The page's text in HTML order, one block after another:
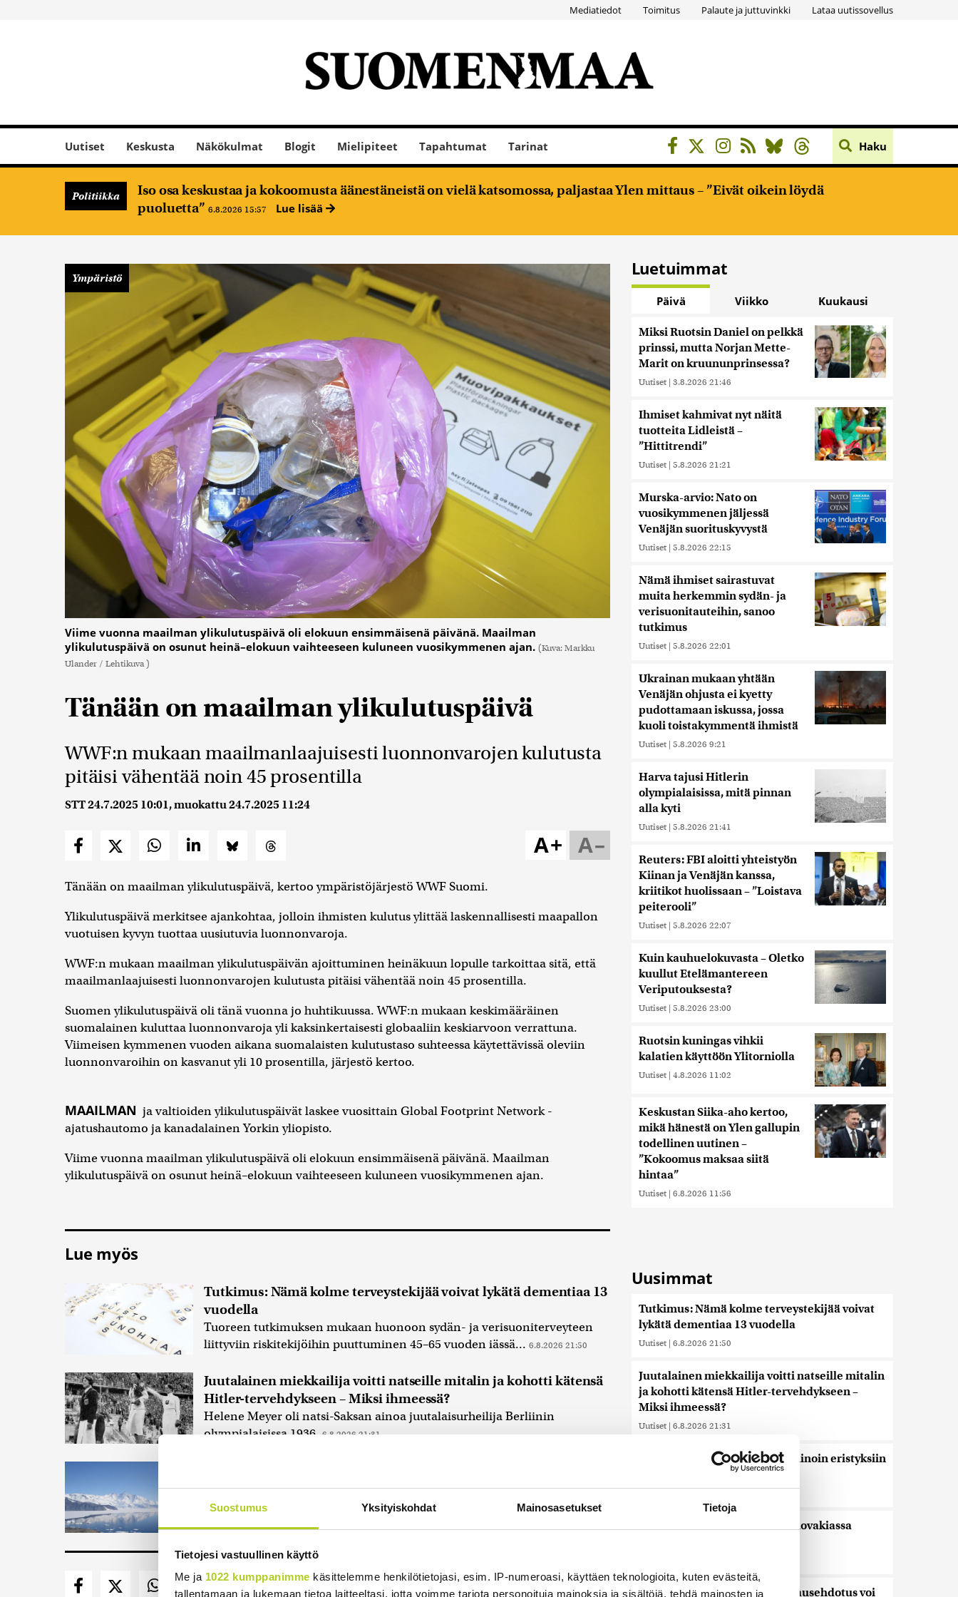
Suostumus Yksityiskohdat Mainosasetukset Tietoja
Tietojesi vastuullinen käyttö
Me ja 1022 kumppanimme käsittelemme henkilötietojasi, esim. IP-numeroasi, käyttäen teknologioita, kuten evästeitä,
tallentamaan ja lukemaan tietoa laitteeltasi, jotta voimme tarjota personoituja mainoksia ja sisältöjä, tehdä mainosten ja
Mediatiedot Toimitus Palaute ja juttuvinkki Lataa uutissovellus
Uutiset Keskusta Näkökulmat Blogit Mielipiteet Tapahtumat Tarinat Haku
Politiikka
Iso osa keskustaa ja kokoomusta äänestäneistä on vielä katsomossa, paljastaa Ylen mittaus – ”Eivät oikein löydä
puoluetta” 6.8.2026 15:57 Lue lisää
Ympäristö
Viime vuonna maailman ylikulutuspäivä oli elokuun ensimmäisenä päivänä. Maailman
ylikulutuspäivä on osunut heinä–elokuun vaihteeseen kuluneen vuosikymmenen ajan. (Kuva: Markku
Ulander / Lehtikuva )
Tänään on maailman ylikulutuspäivä
WWF:n mukaan maailmanlaajuisesti luonnonvarojen kulutusta
pitäisi vähentää noin 45 prosentilla
STT24.7.2025 10:01, muokattu24.7.2025 11:24
A–
A+
Tänään on maailman ylikulutuspäivä, kertoo ympäristöjärjestö WWF Suomi.
Ylikulutuspäivä merkitsee ajankohtaa, jolloin ihmisten kulutus ylittää laskennallisesti maapallon
vuotuisen kyvyn tuottaa uusiutuvia luonnonvaroja.
WWF:n mukaan maailman ylikulutuspäivän ajoittuminen heinäkuun lopulle tarkoittaa sitä, että
maailmanlaajuisesti luonnonvarojen kulutusta pitäisi vähentää noin 45 prosentilla.
Suomen ylikulutuspäivä oli tänä vuonna jo huhtikuussa. WWF:n mukaan keskimääräinen
suomalainen kuluttaa luonnonvaroja yli kaksinkertaisesti globaaliin keskiarvoon verrattuna.
Viimeisen kymmenen vuoden aikana suomalaisten kulutustaso suhteessa käytettävissä oleviin
luonnonvaroihin on kasvanut yli 10 prosentilla, järjestö kertoo.
MAAILMAN ja valtioiden ylikulutuspäivät laskee vuosittain Global Footprint Network -
ajatushautomo ja kanadalainen Yorkin yliopisto.
Viime vuonna maailman ylikulutuspäivä oli elokuun ensimmäisenä päivänä. Maailman
ylikulutuspäivä on osunut heinä–elokuun vaihteeseen kuluneen vuosikymmenen ajan.
Lue myös
Tutkimus: Nämä kolme terveystekijää voivat lykätä dementiaa 13
vuodella
Tuoreen tutkimuksen mukaan huonoon sydän- ja verisuoniterveyteen
liittyviin riskitekijöihin puuttuminen 45–65 vuoden iässä... 6.8.2026 21:50
Juutalainen miekkailija voitti natseille mitalin ja kohotti kätensä
Hitler-tervehdykseen – Miksi ihmeessä?
Helene Meyer oli natsi-Saksan ainoa juutalaisurheilija Berliinin
olympialaisissa 1936. 6.8.2026 21:31
Etelämantereen Veriputous on mielenkiintoinen geologinen ilmiö.
Jäätikön läpi purkautuu suolavesiliuosta, jossa on mukana...6.8.2026 21:15
Luetuimmat
Päivä Viikko Kuukausi
Miksi Ruotsin Daniel on pelkkä
prinssi, mutta Norjan Mette-
Marit on kruununprinsessa?
Uutiset | 3.8.2026 21:46
Ihmiset kahmivat nyt näitä
tuotteita Lidleistä –
”Hittitrendi”
Uutiset | 5.8.2026 21:21
Murska-arvio: Nato on
vuosikymmenen jäljessä
Venäjän suorituskyvystä
Uutiset | 5.8.2026 22:15
Nämä ihmiset sairastuvat
muita herkemmin sydän- ja
verisuonitauteihin, sanoo
tutkimus
Uutiset | 5.8.2026 22:01
Ukrainan mukaan yhtään
Venäjän ohjusta ei kyetty
pudottamaan iskussa, jossa
kuoli toistakymmentä ihmistä
Uutiset | 5.8.2026 9:21
Harva tajusi Hitlerin
olympialaisissa, mitä pinnan
alla kyti
Uutiset | 5.8.2026 21:41
Reuters: FBI aloitti yhteistyön
Kiinan ja Venäjän kanssa,
kriitikot huolissaan – ”Loistava
peiterooli”
Uutiset | 5.8.2026 22:07
Kuin kauhuelokuvasta – Oletko
kuullut Etelämantereen
Veriputouksesta?
Uutiset | 5.8.2026 23:00
Ruotsin kuningas vihkii
kalatien käyttöön Ylitorniolla
Uutiset | 4.8.2026 11:02
Keskustan Siika-aho kertoo,
mikä hänestä on Ylen gallupin
todellinen uutinen –
”Kokoomus maksaa siitä
hintaa”
Uutiset | 6.8.2026 11:56
Uusimmat
Tutkimus: Nämä kolme terveystekijää voivat
lykätä dementiaa 13 vuodella
Uutiset | 6.8.2026 21:50
Juutalainen miekkailija voitti natseille mitalin
ja kohotti kätensä Hitler-tervehdykseen –
Miksi ihmeessä?
Uutiset | 6.8.2026 21:31
Veriputouksesta löydettiin muinoin eristyksiin
Lämpöennätys meni uusiksi Slovakiassa
Valtiovarainministeriön leikkausehdotus voi